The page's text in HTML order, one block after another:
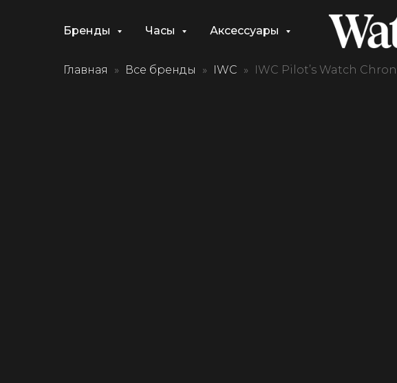
Бренды Часы Аксессуары
Главная Все бренды IWC IWC Pilot’s Watch